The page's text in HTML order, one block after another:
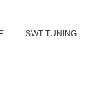
SWT TUNING